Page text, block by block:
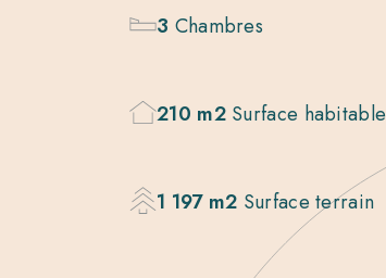
3 Chambres
210 m2Surface habitable
1 197 m2 Surface terrain